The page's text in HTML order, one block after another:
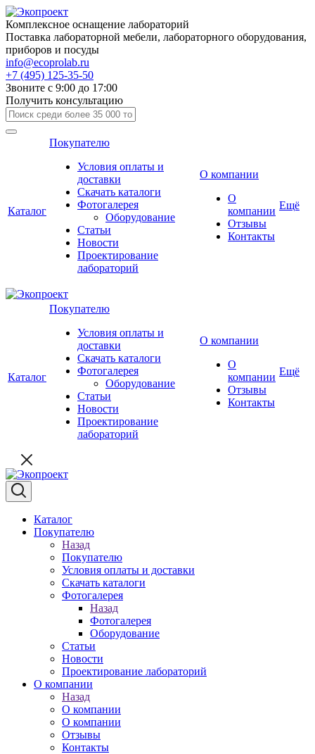
Комплексное оснащение лабораторий
Поставка лабораторной мебели, лабораторного оборудования,
приборов и посуды
info@ecoprolab.ru
+7 (495) 125-35-50
Звоните с 9:00 до 17:00
Получить консультацию
Каталог
Покупателю
Условия оплаты и
доставки
Скачать каталоги
Фотогалерея
Оборудование
Статьи
Новости
Проектирование
лабораторий
О компании
О
компании
Отзывы
Контакты
Ещё
Каталог
Покупателю
Условия оплаты и
доставки
Скачать каталоги
Фотогалерея
Оборудование
Статьи
Новости
Проектирование
лабораторий
О компании
О
компании
Отзывы
Контакты
Ещё
Каталог
Покупателю
Назад
Покупателю
Условия оплаты и доставки
Скачать каталоги
Фотогалерея
Назад
Фотогалерея
Оборудование
Статьи
Новости
Проектирование лабораторий
О компании
Назад
О компании
О компании
Отзывы
Контакты